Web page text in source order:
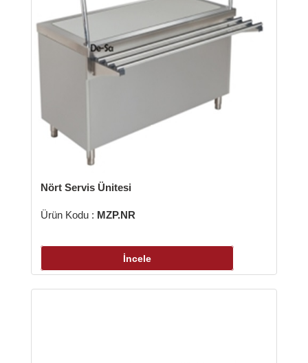
Nört Servis Ünitesi
Ürün Kodu : MZP.NR
İncele